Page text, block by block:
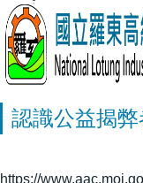
認識公益揭
https://